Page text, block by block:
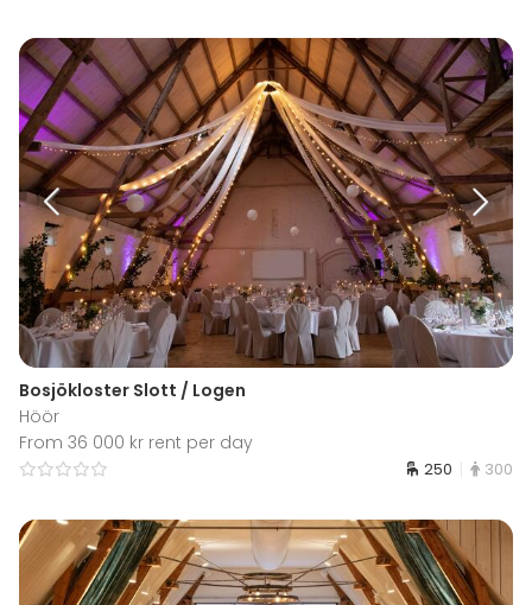
Bosjökloster Slott / Logen
Höör
From 36 000 kr rent per day
250 300